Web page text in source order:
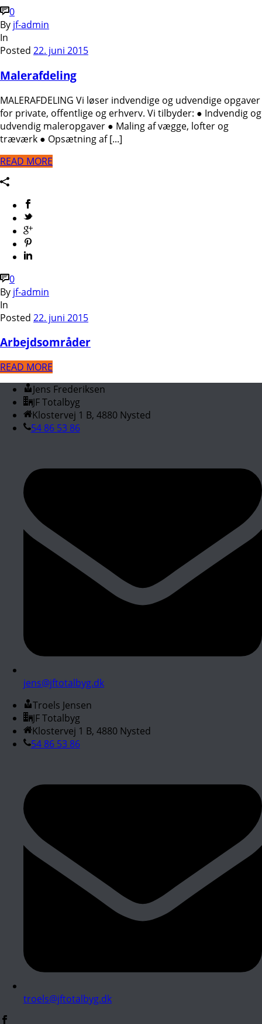
0
By jf-admin
In
Posted 22. juni 2015
Malerafdeling
MALERAFDELING Vi løser indvendige og udvendige opgaver
for private, offentlige og erhverv. Vi tilbyder: ● Indvendig og
udvendig maleropgaver ● Maling af vægge, lofter og
træværk ● Opsætning af [...]
READ MORE
0
By jf-admin
In
Posted 22. juni 2015
Arbejdsområder
READ MORE
Jens Frederiksen
JF Totalbyg
Klostervej 1 B, 4880 Nysted
54 86 53 86
jens@jftotalbyg.dk
Troels Jensen
JF Totalbyg
Klostervej 1 B, 4880 Nysted
54 86 53 86
troels@jftotalbyg.dk